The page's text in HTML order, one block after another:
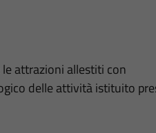
attrazioni allestiti con
delle attività istituito